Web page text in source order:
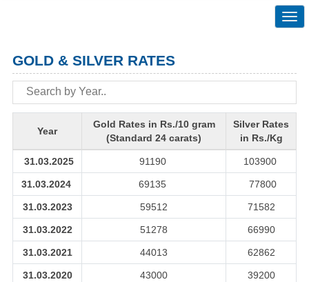
GOLD & SILVER RATES
Year
Gold Rates in Rs./10 gram
(Standard 24 carats)
Silver Rates
in Rs./Kg
31.03.2025 91190 103900
31.03.2024 69135 77800
31.03.2023 59512 71582
31.03.2022 51278 66990
31.03.2021 44013 62862
31.03.2020 43000 39200